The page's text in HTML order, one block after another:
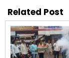
Related Post